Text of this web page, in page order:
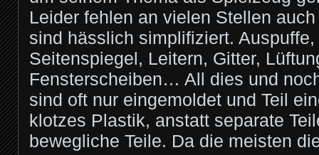
Leider fehlen an vielen Stellen
sind hässlich simplifiziert.
Seitenspiegel, Leitern, Gitter,
Fensterscheiben… All dies und
sind oft nur eingemoldet und Teil
klotzes Plastik, anstatt separate
bewegliche Teile. Da die meisten